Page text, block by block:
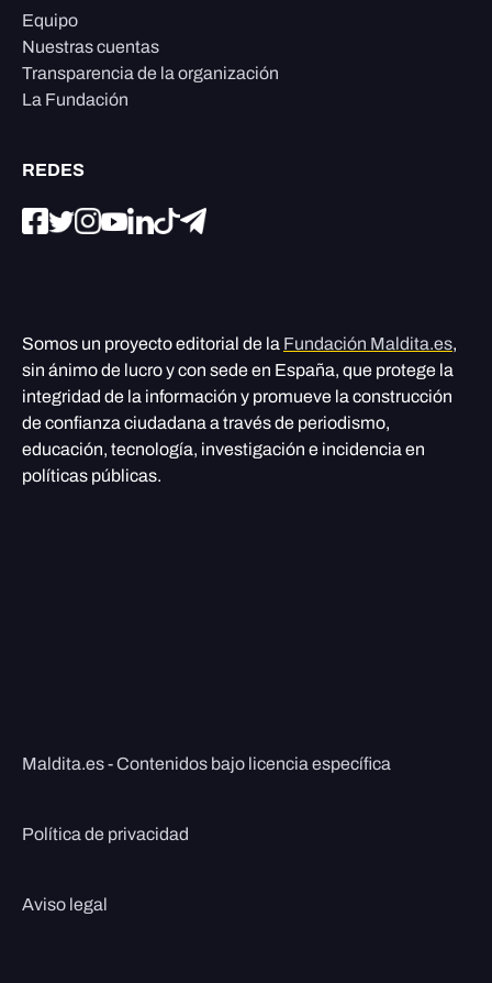
Equipo
Nuestras cuentas
Transparencia de la organización
La Fundación
REDES
Somos un proyecto editorial de la Fundación Maldita.es,
sin ánimo de lucro y con sede en España, que protege la
integridad de la información y promueve la construcción
de confianza ciudadana a través de periodismo,
educación, tecnología, investigación e incidencia en
políticas públicas.
Maldita.es - Contenidos bajo licencia específica
Política de privacidad
Aviso legal